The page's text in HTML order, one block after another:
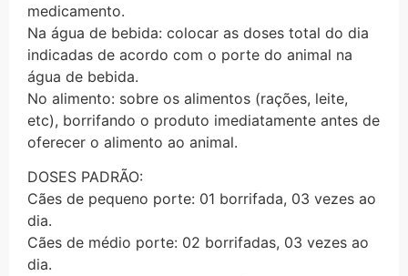
medicamento.
Na água de bebida: colocar as doses total do dia
indicadas de acordo com o porte do animal na
água de bebida.
No alimento: sobre os alimentos (rações, leite,
etc), borrifando o produto imediatamente antes de
oferecer o alimento ao animal.
DOSES PADRÃO:
Cães de pequeno porte: 01 borrifada, 03 vezes ao
dia.
Cães de médio porte: 02 borrifadas, 03 vezes ao
dia.